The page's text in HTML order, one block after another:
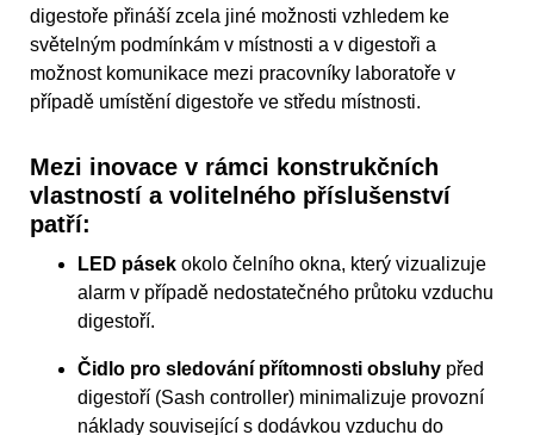
digestoře přináší zcela jiné možnosti vzhledem ke
světelným podmínkám v místnosti a v digestoři a
možnost komunikace mezi pracovníky laboratoře v
případě umístění digestoře ve středu místnosti.
Mezi inovace v rámci konstrukčních
vlastností a volitelného příslušenství
patří:
LED pásek okolo čelního okna, který vizualizuje
alarm v případě nedostatečného průtoku vzduchu
digestoří.
Čidlo pro sledování přítomnosti obsluhy před
digestoří (Sash controller) minimalizuje provozní
náklady související s dodávkou vzduchu do